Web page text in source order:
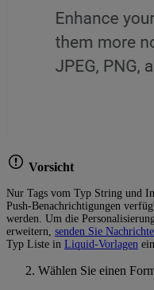
Vorsicht
Nur Tags vom Typ String und
Push-Benachrichtigungen
werden. Um die
erweitern, senden Sie
Typ Liste in Liquid-Vorlagen
Wählen Sie einen